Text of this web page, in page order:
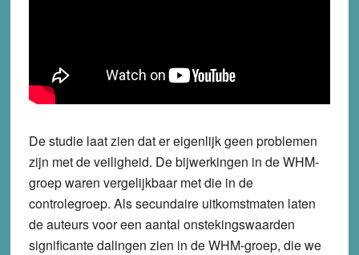
De studie laat zien dat er eigenlijk geen problemen
zijn met de veiligheid. De bijwerkingen in de WHM-
groep waren vergelijkbaar met die in de
controlegroep. Als secundaire uitkomstmaten laten
de auteurs voor een aantal onstekingswaarden
significante dalingen zien in de WHM-groep, die we